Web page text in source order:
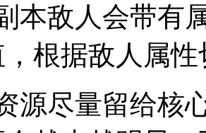
本敌人会带有
根据敌人属
源尽量留给核